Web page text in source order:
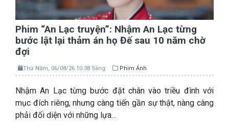
Phim “An Lạc truyện”: Nhậm An Lạc từng
bước lật lại thảm án họ Đế sau 10 năm chờ
đợi
Thứ Năm, 06/08/26 10:38 Sáng Phim Ảnh
Nhậm An Lạc từng bước đặt chân vào triều đình với
mục đích riêng, nhưng càng tiến gần sự thật, nàng càng
phải đối diện với những lựa…